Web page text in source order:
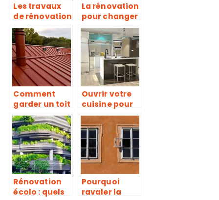
Les travaux
de rénovation
de votre
maison
La rénovation
pour changer
l’aspect de la
maison
Comment
garder un toit
en bon état
pour éviter
les pertes de
chaleur?
Ouvrir votre
cuisine pour
un
aménageme
nt tendance
Rénovation
écolo : quels
Pourquoi
ravaler la